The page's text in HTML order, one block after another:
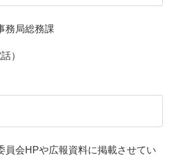
務局総務課
）
員会HPや広報資料に掲載させてい